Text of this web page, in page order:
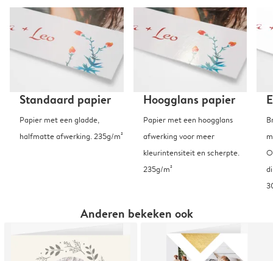
Standaard papier
Papier met een gladde,
halfmatte afwerking. 235g/m²
Hoogglans papier
Papier met een hoogglans
afwerking voor meer
kleurintensiteit en scherpte.
235g/m²
Anderen bekeken ook